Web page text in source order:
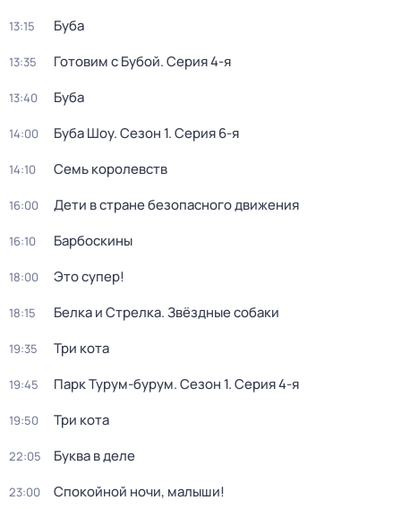
13:15 Буба
13:35 Готовим с Бубой. Серия 4-я
13:40 Буба
14:00 Буба Шоу. Сезон 1. Серия 6-я
14:10 Семь королевств
16:00 Дети в стране безопасного движения
16:10 Барбоскины
18:00 Это супер!
18:15 Белка и Стрелка. Звёздные собаки
19:35 Три кота
19:45 Парк Турум-бурум. Сезон 1. Серия 4-я
19:50 Три кота
22:05 Буква в деле
23:00 Спокойной ночи, малыши!